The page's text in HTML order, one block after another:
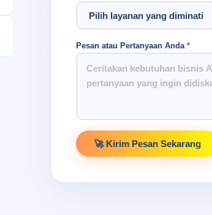
Pesan atau Pertanyaan Anda *
🚀 Kirim Pesan Sekarang